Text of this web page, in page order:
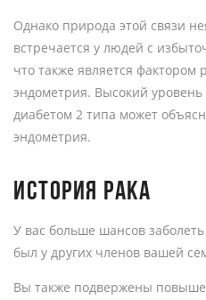
Однако природа этой связи
встречается у людей с
что также является фактором
эндометрия. Высокий
диабетом 2 типа может
эндометрия.
ИСТОРИЯ РАКА
У вас больше шансов
был у других членов вашей
Вы также подвержены